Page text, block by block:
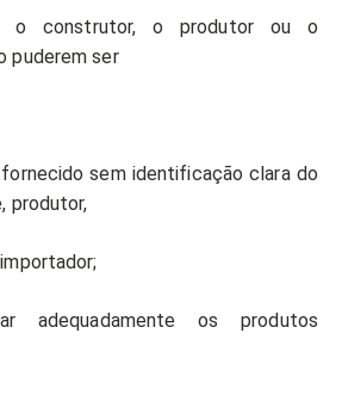
o construtor, o produtor ou o
puderem ser
sem identificação clara do
produtor,
adequadamente os produtos